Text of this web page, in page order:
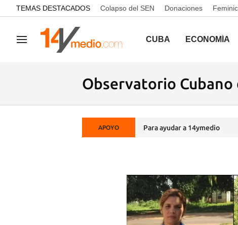
common.go-to-content
TEMAS DESTACADOS Colapso del SEN Donaciones
Navegación CUBA ECONOMÍA
Observatorio Cubano
APOYO Para ayudar a 14ymedio